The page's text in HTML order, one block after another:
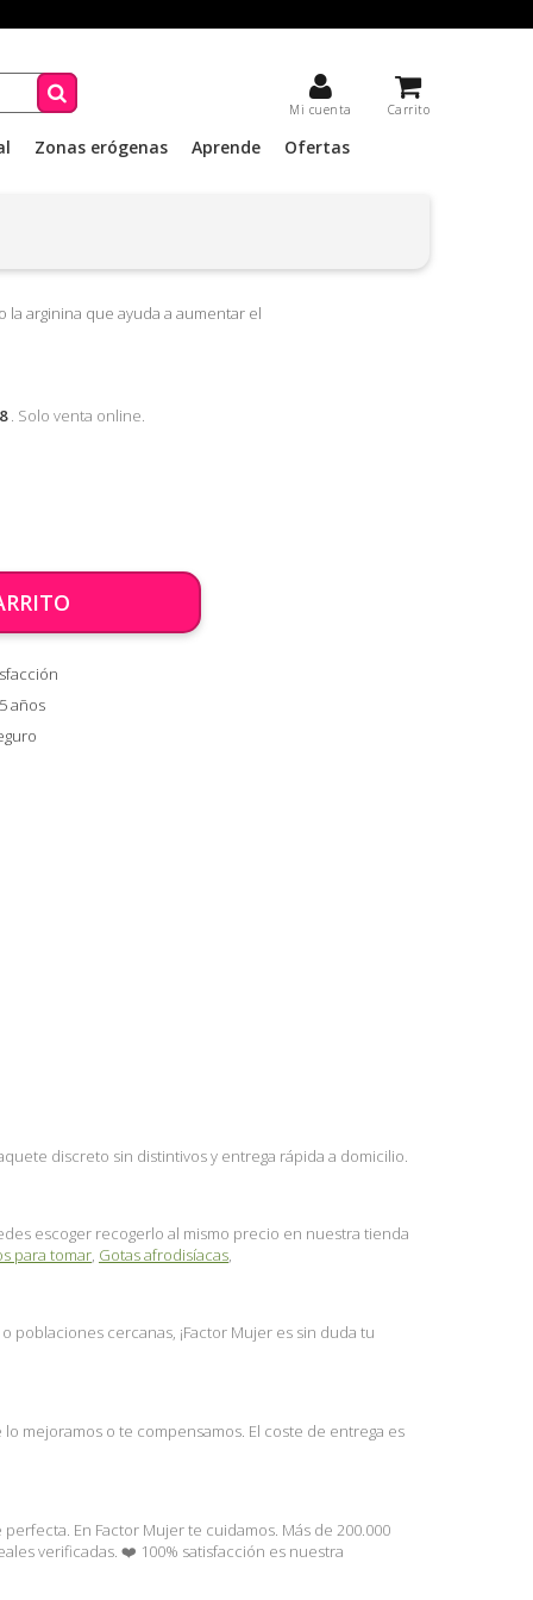
Carrito
Mi cuenta
Zonas erógenas Aprende Ofertas
arginina que ayuda a aumentar el
. Solo venta online.
años
discreto sin distintivos y entrega rápida a domicilio.
escoger recogerlo al mismo precio en nuestra tienda
para tomar, Gotas afrodisíacas,
poblaciones cercanas, ¡Factor Mujer es sin duda tu
mejoramos o te compensamos. El coste de entrega es
En Factor Mujer te cuidamos. Más de 200.000
verificadas. ❤️ 100% satisfacción es nuestra